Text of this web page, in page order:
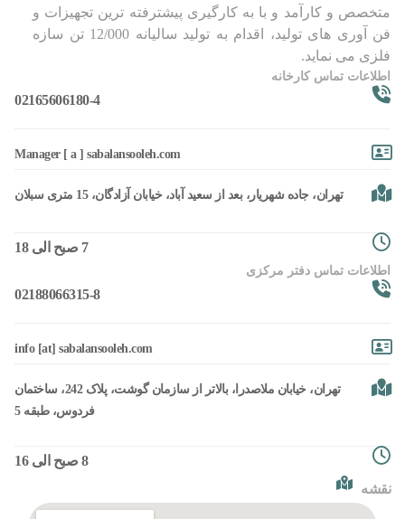
متخصص و کارآمد و با به کارگیری پیشترفته ترین تجهیزات و
فن آوری های تولید، اقدام به تولید سالیانه 12/000 تن سازه
فلزی می نماید.
اطلاعات تماس کارخانه
02165606180-4
Manager [ a ] sabalansooleh.com
تهران، جاده شهریار، بعد از سعید آباد، خیابان آزادگان، 15 متری سبلان
7 صبح الی 18
اطلاعات تماس دفتر مرکزی
02188066315-8
info [at] sabalansooleh.com
تهران، خیابان ملاصدرا، بالاتر از سازمان گوشت، پلاک 242، ساختمان
فردوس، طبقه 5
8 صبح الی 16
نقشه